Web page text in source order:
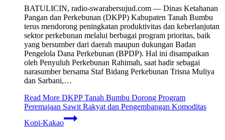
BATULICIN, radio-swarabersujud.com — Dinas Ketahanan
Pangan dan Perkebunan (DKPP) Kabupaten Tanah Bumbu
terus mendorong peningkatan produktivitas dan keberlanjutan
sektor perkebunan melalui berbagai program prioritas, baik
yang bersumber dari daerah maupun dukungan Badan
Pengelola Dana Perkebunan (BPDP). Hal ini disampaikan
oleh Penyuluh Perkebunan Rahimah, saat hadir sebagai
narasumber bersama Staf Bidang Perkebunan Trisna Muliya
dan Sarbani,…
Read More DKPP Tanah Bumbu Dorong Program
Peremajaan Sawit Rakyat dan Pengembangan Komoditas
Kopi-Kakao